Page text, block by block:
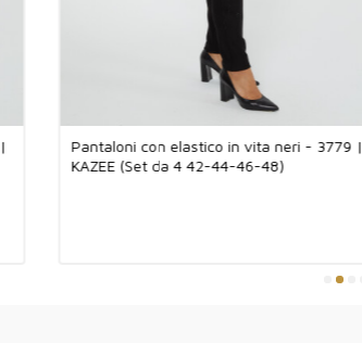
Pantaloni con elastico in vita neri - 3779 |
KAZEE (Set da 4 42-44-46-48)